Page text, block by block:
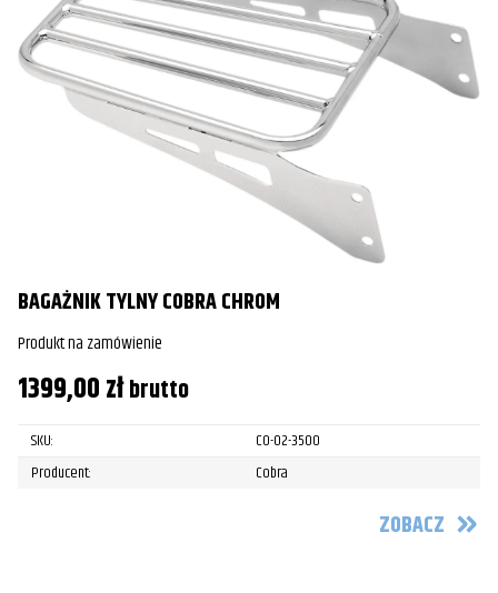
BAGAŻNIK TYLNY COBRA CHROM
Produkt na zamówienie
1399,00złbrutto
SKU:
CO-02-3500
Producent:
Cobra
ZOBACZ